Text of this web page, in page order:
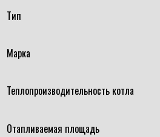
Тип
Марка
Теплопроизводительность котла
Отапливаемая площадь